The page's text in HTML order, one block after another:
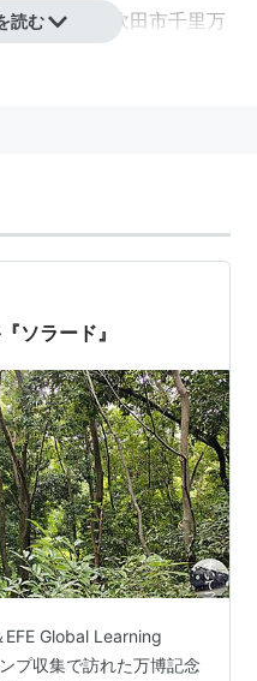
称。大阪府吹田市千里万
練習場
ド
る、大阪高速鉄道の駅。
ねんこうえん】
、1985年の国際科学技
部に作られた公園。
ばエクスプレスの駅名
域名から取った「島
読む
ソラード』
EFE Global Learning
プ収集で訪れた万博記念